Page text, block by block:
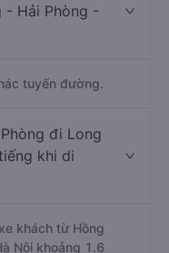
- Hải Phòng -
tuyến đường.
đi Long
khi di
khách từ Hồng
Nội khoảng 1.6